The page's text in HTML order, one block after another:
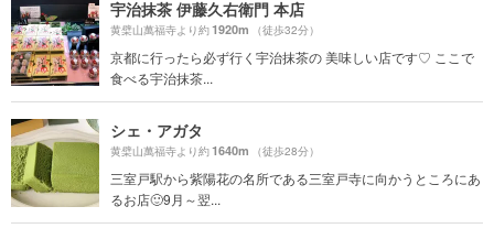
宇治抹茶 伊藤久右衛門 本店
黄檗山萬福寺より約1920m （徒歩32分）
京都に行ったら必ず行く宇治抹茶の 美味しい店です♡ ここで
食べる宇治抹茶...
シェ・アガタ
黄檗山萬福寺より約1640m （徒歩28分）
三室戸駅から紫陽花の名所である三室戸寺に向かうところにあ
るお店🙂9月～翌...